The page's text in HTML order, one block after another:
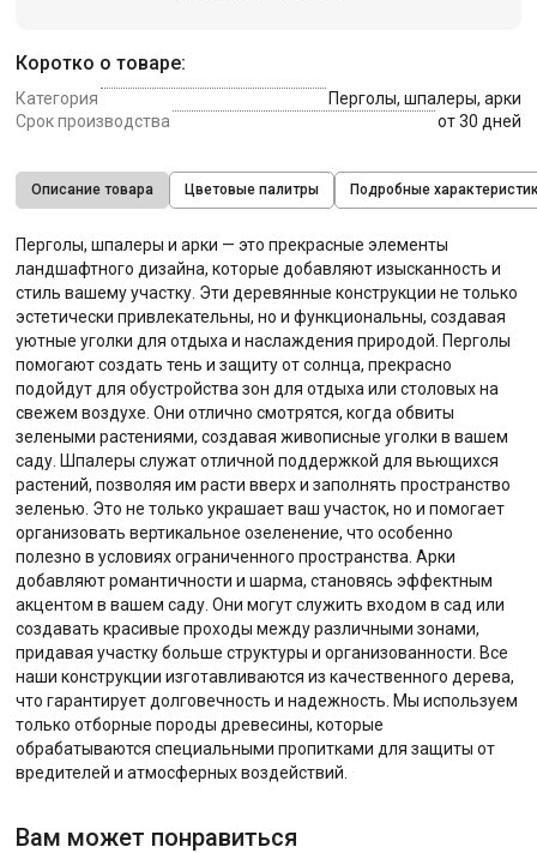
Коротко о товаре:
Категория
Перголы, шпалеры, арки
Срок производства
от 30 дней
Описание товара Цветовые палитры Подробные
Перголы, шпалеры и арки — это прекрасные элементы
ландшафтного дизайна, которые добавляют изысканность и
стиль вашему участку. Эти деревянные конструкции не только
эстетически привлекательны, но и функциональны, создавая
уютные уголки для отдыха и наслаждения природой. Перголы
помогают создать тень и защиту от солнца, прекрасно
подойдут для обустройства зон для отдыха или столовых на
свежем воздухе. Они отлично смотрятся, когда обвиты
зелеными растениями, создавая живописные уголки в вашем
саду. Шпалеры служат отличной поддержкой для вьющихся
растений, позволяя им расти вверх и заполнять пространство
зеленью. Это не только украшает ваш участок, но и помогает
организовать вертикальное озеленение, что особенно
полезно в условиях ограниченного пространства. Арки
добавляют романтичности и шарма, становясь эффектным
акцентом в вашем саду. Они могут служить входом в сад или
создавать красивые проходы между различными зонами,
придавая участку больше структуры и организованности. Все
наши конструкции изготавливаются из качественного дерева,
что гарантирует долговечность и надежность. Мы используем
только отборные породы древесины, которые
обрабатываются специальными пропитками для защиты от
вредителей и атмосферных воздействий.
Вам может понравиться